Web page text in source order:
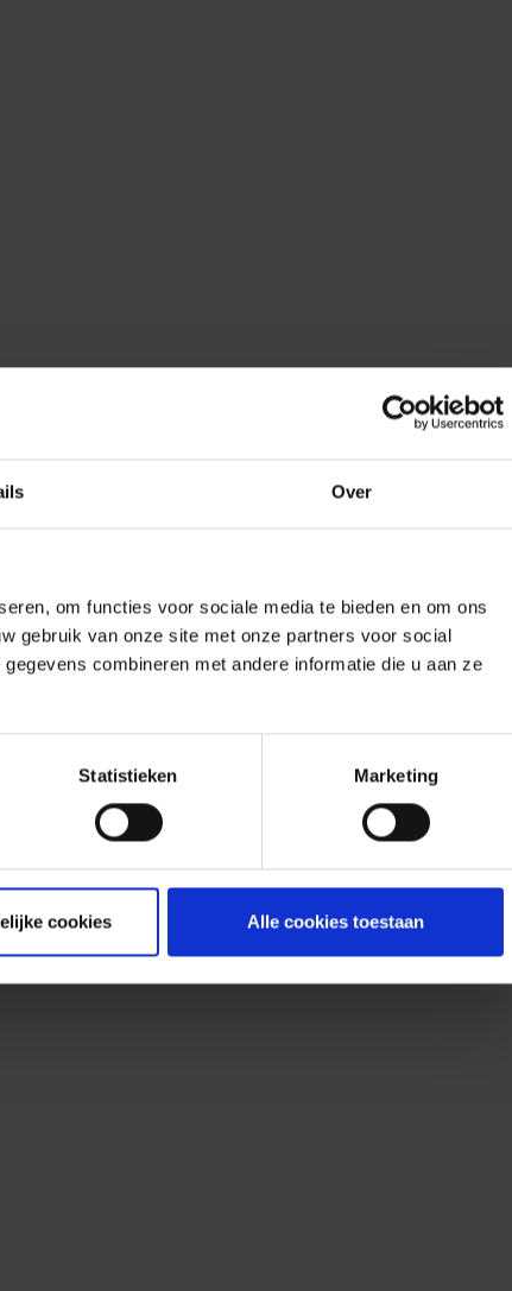
Over
om functies voor sociale media te bieden en om ons
gebruik van onze site met onze partners voor social
combineren met andere informatie die u aan ze
Statistieken Marketing
cookies Alle cookies toestaan